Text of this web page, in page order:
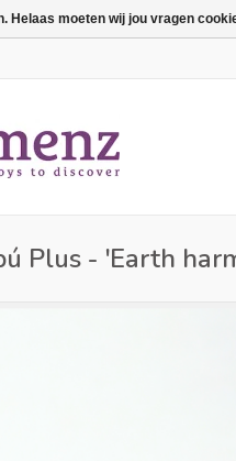
Plus - 'Earth
Helaas moeten wij jou vragen